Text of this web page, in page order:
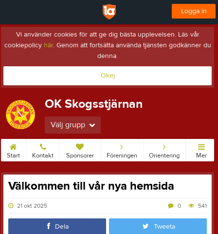
Logga in
Vi använder cookies för att ge dig bästa upplevelsen. Läs vår
cookiepolicy här. Genom att fortsätta använda tjänsten godkänner du
denna.
Okej
OK Skogsstjärnan
Välj grupp
Start Kontakt Sponsorer Föreningen Orientering Mer
Välkommen till vår nya hemsida
21 okt 2025 541
0
Dela Tweeta